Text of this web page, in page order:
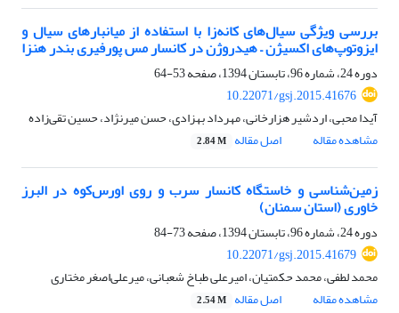
بررسی ویژگی سیال‌های کانه‌زا با استفاده از میانبارهای سیال و
ایزوتوپ‌های اکسیژن – هیدروژن در کانسار مس پورفیری بندر هنزا
دوره 24، شماره 96، تابستان 1394، صفحه
53-64
10.22071/gsj.2015.41676
آیدا محبی، اردشیر هزارخانی، مهرداد بهزادی، حسن میرنژاد، حسین تقی‌زاده
مشاهده مقاله
اصل مقاله 2.84 M
زمین‌شناسی و خاستگاه کانسار سرب و روی اورس‌کوه در البرز
خاوری (استان سمنان)
دوره 24، شماره 96، تابستان 1394، صفحه
73-84
10.22071/gsj.2015.41679
محمد لطفی، محمد حکمتیان، امیرعلی طباخ شعبانی، میرعلی‌اصغر مختاری
مشاهده مقاله
اصل مقاله 2.54 M